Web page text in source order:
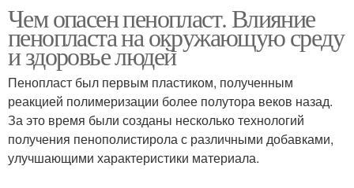
Чем опасен пенопласт. Влияние
пенопласта на окружающую среду
и здоровье людей
Пенопласт был первым пластиком, полученным
реакцией полимеризации более полутора веков назад.
За это время были созданы несколько технологий
получения пенополистирола с различными добавками,
улучшающими характеристики материала.